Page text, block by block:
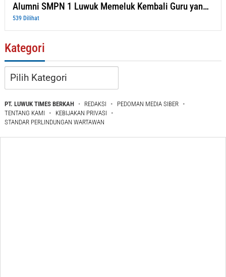
Alumni SMPN 1 Luwuk Memeluk Kembali Guru yan…
539 Dilihat
Kategori
Kategori
PT. LUWUK TIMES BERKAH REDAKSI
PEDOMAN MEDIA SIBER
TENTANG KAMI
KEBIJAKAN PRIVASI
STANDAR PERLINDUNGAN WARTAWAN